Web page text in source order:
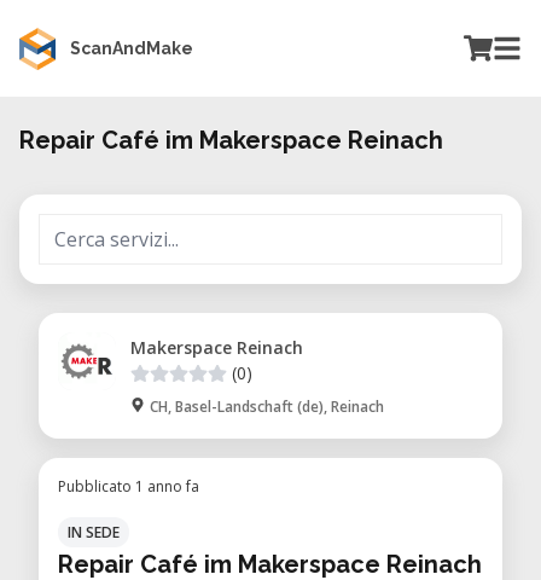
ScanAndMake
Repair Café im Makerspace Reinach
Makerspace Reinach
(0)
CH, Basel-Landschaft (de), Reinach
Pubblicato 1 anno fa
IN SEDE
Repair Café im Makerspace Reinach